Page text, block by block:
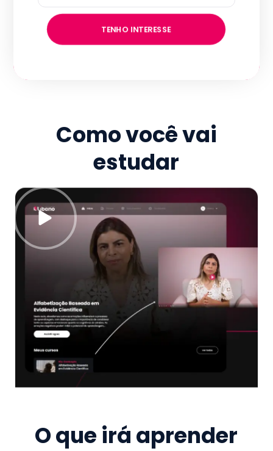
TENHO INTERESSE
Como você vai
estudar
O que irá aprender